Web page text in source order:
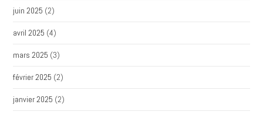
juin 2025 (2)
avril 2025 (4)
mars 2025 (3)
février 2025 (2)
janvier 2025 (2)